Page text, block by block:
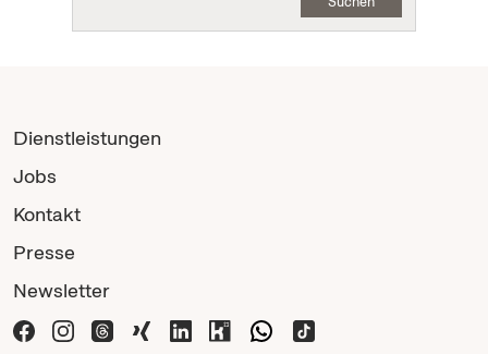
Dienstleistungen
Jobs
Kontakt
Presse
Newsletter